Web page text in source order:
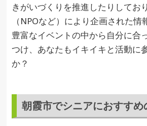
きがいづくりを推進したりしてお
（NPOなど）により企画された情
豊富なイベントの中から自分に合
つけ、あなたもイキイキと活動に
か？
朝霞市でシニアにおすすめ